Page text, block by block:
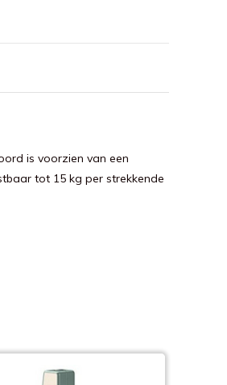
is voorzien van een
tot 15 kg per strekkende